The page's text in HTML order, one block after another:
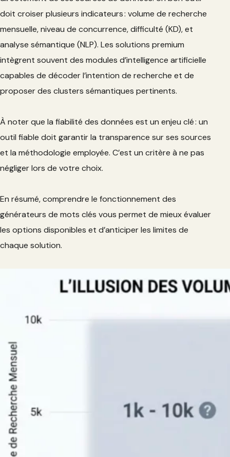
doit croiser plusieurs indicateurs : volume de recherche
mensuelle, niveau de concurrence, difficulté (KD), et
analyse sémantique (NLP). Les solutions premium
intègrent souvent des modules d’intelligence artificielle
capables de décoder l’intention de recherche et de
proposer des clusters sémantiques pertinents.
À noter que la fiabilité des données est un enjeu clé : un
outil fiable doit garantir la transparence sur ses sources
et la méthodologie employée. C’est un critère à ne pas
négliger lors de votre choix.
En résumé, comprendre le fonctionnement des
générateurs de mots clés vous permet de mieux évaluer
les options disponibles et d’anticiper les limites de
chaque solution.